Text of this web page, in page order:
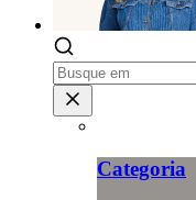
Categoria